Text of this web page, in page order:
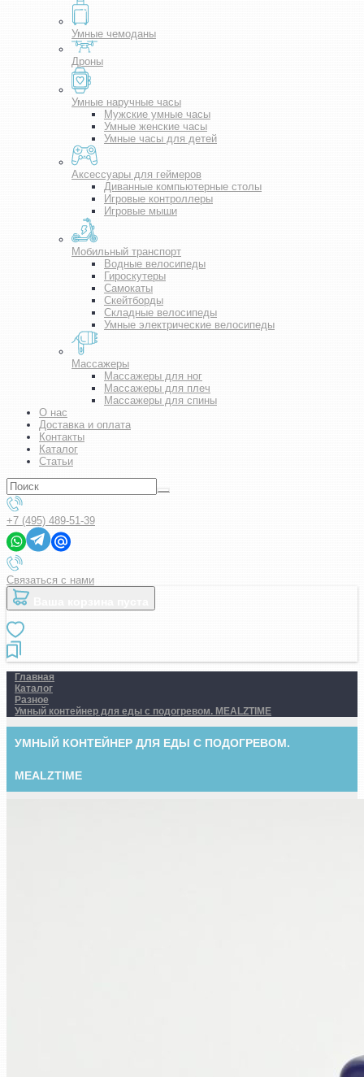
Умные чемоданы
Дроны
Умные наручные часы
Мужские умные часы
Умные женские часы
Умные часы для детей
Аксессуары для геймеров
Диванные компьютерные столы
Игровые контроллеры
Игровые мыши
Мобильный транспорт
Водные велосипеды
Гироскутеры
Самокаты
Скейтборды
Складные велосипеды
Умные электрические велосипеды
Массажеры
Массажеры для ног
Массажеры для плеч
Массажеры для спины
О нас
Доставка и оплата
Контакты
Каталог
Статьи
+7 (495) 489-51-39
Связаться с нами
Главная
Каталог
Разное
Умный контейнер для еды с подогревом. MEALZTIME
УМНЫЙ КОНТЕЙНЕР ДЛЯ ЕДЫ С ПОДОГРЕВОМ.
MEALZTIME